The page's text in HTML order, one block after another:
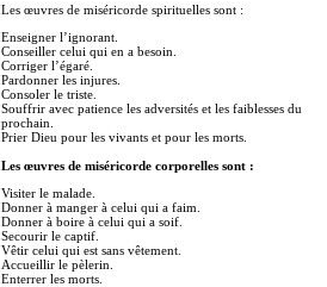
Les œuvres de miséricorde spirituelles sont :
Enseigner l’ignorant.
Conseiller celui qui en a besoin.
Corriger l’égaré.
Pardonner les injures.
Consoler le triste.
Souffrir avec patience les adversités et les faiblesses du
prochain.
Prier Dieu pour les vivants et pour les morts.
Les œuvres de miséricorde corporelles sont :
Visiter le malade.
Donner à manger à celui qui a faim.
Donner à boire à celui qui a soif.
Secourir le captif.
Vêtir celui qui est sans vêtement.
Accueillir le pèlerin.
Enterrer les morts.